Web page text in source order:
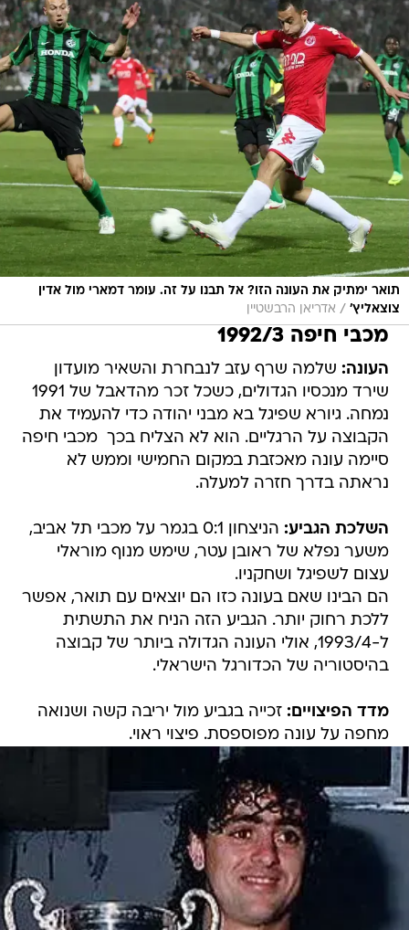
תואר ימתיק את העונה הזו? אל תבנו על זה. עומר דמארי מול אדין
צוצאליץ' / אדריאן הרבשטיין
מכבי חיפה 1992/3
העונה: שלמה שרף עזב לנבחרת והשאיר מועדון
שירד מנכסיו הגדולים, כשכל זכר מהדאבל של 1991
נמחה. גיורא שפיגל בא מבני יהודה כדי להעמיד את
הקבוצה על הרגליים. הוא לא הצליח בכך  מכבי חיפה
סיימה עונה מאכזבת במקום החמישי וממש לא
נראתה בדרך חזרה למעלה.
השלכת הגביע:
הניצחון 0:1 בגמר על מכבי תל אביב,
משער נפלא של ראובן עטר, שימש מנוף מוראלי
עצום לשפיגל ושחקניו.
הם הבינו שאם בעונה כזו הם יוצאים עם תואר, אפשר
ללכת רחוק יותר. הגביע הזה הניח את התשתית
ל-1993/4, אולי העונה הגדולה ביותר של קבוצה
בהיסטוריה של הכדורגל הישראלי.
מדד הפיצויים: זכייה בגביע מול יריבה קשה ושנואה
מחפה על עונה מפוספסת. פיצוי ראוי.